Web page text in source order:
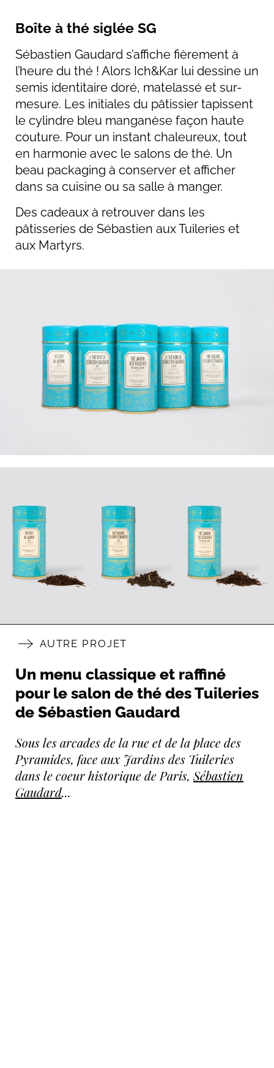
Boîte à thé siglée SG
Sébastien Gaudard s’affiche fièrement à
l’heure du thé ! Alors Ich&Kar lui dessine un
semis identitaire doré, matelassé et sur-
mesure. Les initiales du pâtissier tapissent
le cylindre bleu manganèse façon haute
couture. Pour un instant chaleureux, tout
en harmonie avec le salons de thé. Un
beau packaging à conserver et afficher
dans sa cuisine ou sa salle à manger.
Des cadeaux à retrouver dans les
pâtisseries de Sébastien aux Tuileries et
aux Martyrs.
AUTRE PROJET
Un menu classique et raffiné
pour le salon de thé des Tuileries
de Sébastien Gaudard
Sous les arcades de la rue et de la place des
Pyramides, face aux Jardins des Tuileries
dans le coeur historique de Paris, Sébastien
Gaudard...